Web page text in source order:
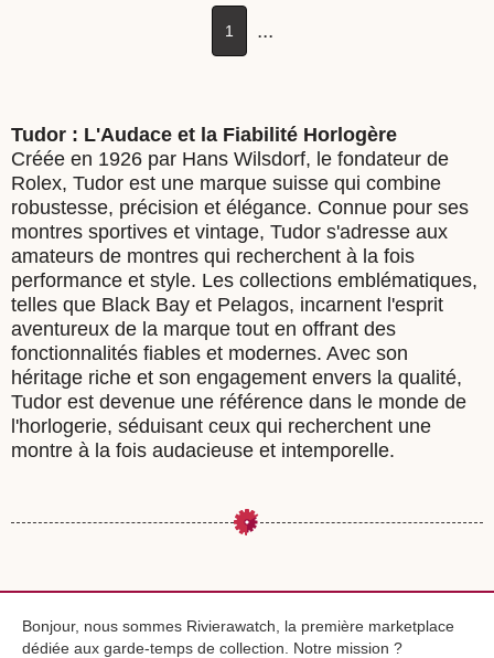
1 ...
Tudor : L'Audace et la Fiabilité Horlogère
Créée en 1926 par Hans Wilsdorf, le fondateur de
Rolex, Tudor est une marque suisse qui combine
robustesse, précision et élégance. Connue pour ses
montres sportives et vintage, Tudor s'adresse aux
amateurs de montres qui recherchent à la fois
performance et style. Les collections emblématiques,
telles que Black Bay et Pelagos, incarnent l'esprit
aventureux de la marque tout en offrant des
fonctionnalités fiables et modernes. Avec son
héritage riche et son engagement envers la qualité,
Tudor est devenue une référence dans le monde de
l'horlogerie, séduisant ceux qui recherchent une
montre à la fois audacieuse et intemporelle.
Bonjour, nous sommes Rivierawatch, la première marketplace
dédiée aux garde-temps de collection. Notre mission ?